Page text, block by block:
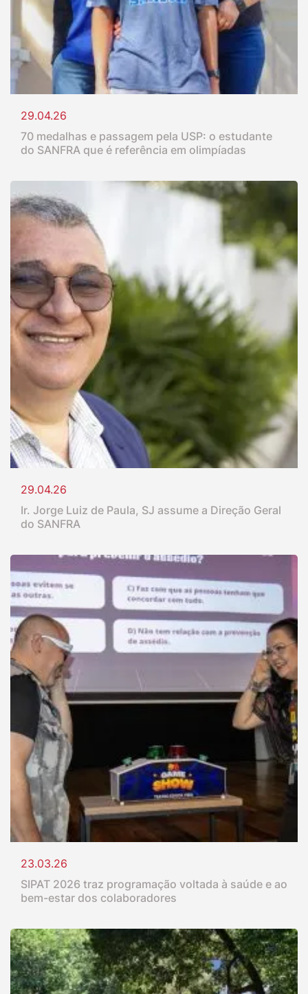
29.04.26
70 medalhas e passagem pela USP: o estudante
do SANFRA que é referência em olimpíadas
29.04.26
Ir. Jorge Luiz de Paula, SJ assume a Direção Geral
do SANFRA
23.03.26
SIPAT 2026 traz programação voltada à saúde e ao
bem-estar dos colaboradores